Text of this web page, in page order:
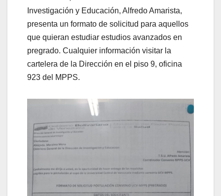
Investigación y Educación, Alfredo Amarista,
presenta un formato de solicitud para aquellos
que quieran estudiar estudios avanzados en
pregrado. Cualquier información visitar la
cartelera de la Dirección en el piso 9, oficina
923 del MPPS.